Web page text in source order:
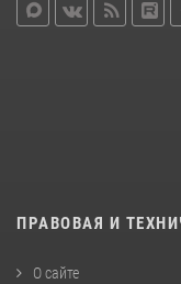
ПРАВОВАЯ И
О сайте